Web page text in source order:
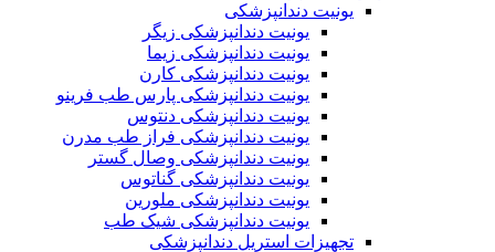
یونیت دندانپزشکی
یونیت دندانپزشکی زیگر
یونیت دندانپزشکی زیما
یونیت دندانپزشکی کارن
یونیت دندانپزشکی پارس طب فرینو
یونیت دندانپزشکی دنتوس
یونیت دندانپزشکی فراز طب مدرن
یونیت دندانپزشکی وصال گستر
یونیت دندانپزشکی گناتوس
یونیت دندانپزشکی ملورین
یونیت دندانپزشکی شیک طب
تجهیزات استریل دندانپزشکی